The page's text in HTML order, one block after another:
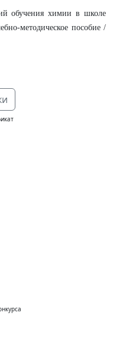
обучения химии в школе
методическое пособие /